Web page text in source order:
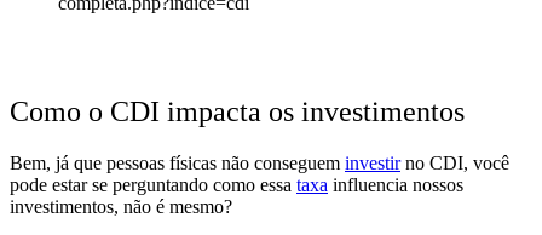
Como o CDI impacta os investimentos
Bem, já que pessoas físicas não conseguem investirno CDI, você
pode estar se perguntando como essa taxa influencia nossos
investimentos, não é mesmo?